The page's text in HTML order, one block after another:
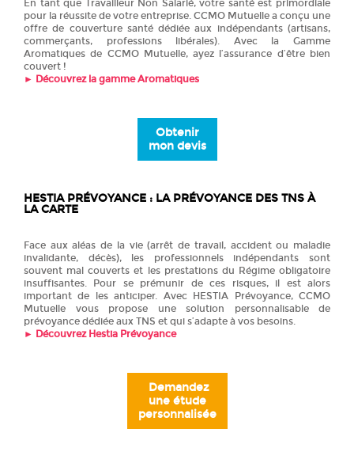
En tant que Travailleur Non Salarié, votre santé est primordiale
pour la réussite de votre entreprise. CCMO Mutuelle a conçu une
offre de couverture santé dédiée aux indépendants (artisans,
commerçants, professions libérales). Avec la Gamme
Aromatiques de CCMO Mutuelle, ayez l’assurance d’être bien
couvert !
► Découvrez la gamme Aromatiques
Obtenir
mon devis
HESTIA PRÉVOYANCE : LA PRÉVOYANCE DES TNS À
LA CARTE
Face aux aléas de la vie (arrêt de travail, accident ou maladie
invalidante, décès), les professionnels indépendants sont
souvent mal couverts et les prestations du Régime obligatoire
insuffisantes. Pour se prémunir de ces risques, il est alors
important de les anticiper. Avec HESTIA Prévoyance, CCMO
Mutuelle vous propose une solution personnalisable de
prévoyance dédiée aux TNS et qui s’adapte à vos besoins.
► Découvrez Hestia Prévoyance
Demandez
une étude
personnalisée